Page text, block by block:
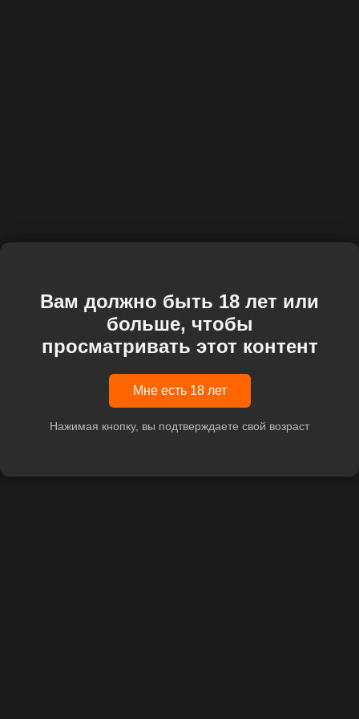
Вам должно быть 18 лет или
больше, чтобы
просматривать этот контент
Мне есть 18 лет
Нажимая кнопку, вы подтверждаете свой возраст